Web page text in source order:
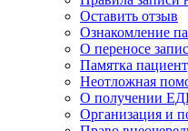
Оставить отзыв
Ознакомление
О переносе
Памятка
Неотложная
О получении
Организация и